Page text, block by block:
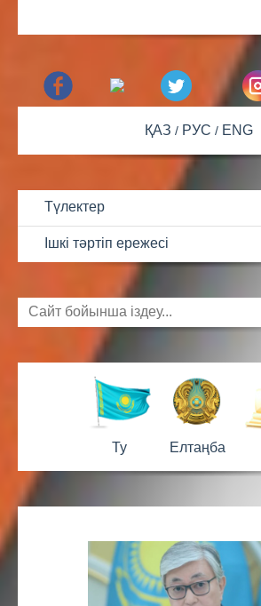
ҚАЗ РУС ENG
Түлектер
Ішкі тәртіп ережесі
Ту Елтаңба